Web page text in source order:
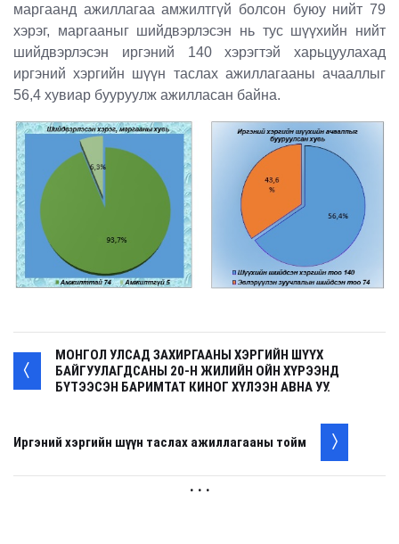
маргаанд ажиллагаа амжилтгүй болсон буюу нийт 79
хэрэг, маргааныг шийдвэрлэсэн нь тус шүүхийн нийт
шийдвэрлэсэн иргэний 140 хэрэгтэй харьцуулахад
иргэний хэргийн шүүн таслах ажиллагааны ачааллыг
56,4 хувиар бууруулж ажилласан байна.
МОНГОЛ УЛСАД ЗАХИРГААНЫ ХЭРГИЙН ШҮҮХ
БАЙГУУЛАГДСАНЫ 20-Н ЖИЛИЙН ОЙН ХҮРЭЭНД
БҮТЭЭСЭН БАРИМТАТ КИНОГ ХҮЛЭЭН АВНА УУ.
Иргэний хэргийн шүүн таслах ажиллагааны тойм
. . .